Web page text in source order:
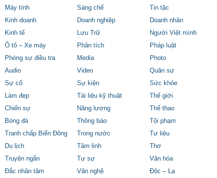
Máy tính
Sáng chế
Tin tặc
Kinh doanh
Doanh nghiệp
Doanh nhân
Kinh tế
Lưu Trữ
Người Việt mình
Ô tô – Xe máy
Phân tích
Pháp luật
Phóng sự điều tra
Media
Photo
Audio
Video
Quân sự
Sự cố
Sự kiện
Sức khỏe
Làm đẹp
Tài liệu kỹ thuật
Thế giới
Chiến sự
Năng lượng
Thể thao
Bóng đá
Thông báo
Tội phạm
Tranh chấp Biển Đông
Trong nước
Tư liệu
Du lịch
Tâm linh
Thơ
Truyện ngắn
Tự sự
Văn hóa
Đắc nhân tâm
Văn nghệ
Độc – Lạ